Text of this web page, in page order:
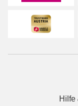
Hilfe